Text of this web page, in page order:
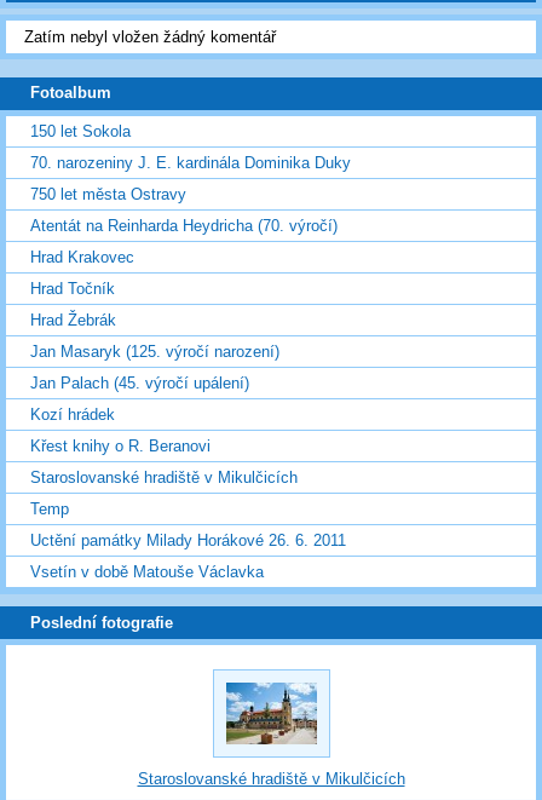
Zatím nebyl vložen žádný komentář
Fotoalbum
150 let Sokola
70. narozeniny J. E. kardinála Dominika Duky
750 let města Ostravy
Atentát na Reinharda Heydricha (70. výročí)
Hrad Krakovec
Hrad Točník
Hrad Žebrák
Jan Masaryk (125. výročí narození)
Jan Palach (45. výročí upálení)
Kozí hrádek
Křest knihy o R. Beranovi
Staroslovanské hradiště v Mikulčicích
Temp
Uctění památky Milady Horákové 26. 6. 2011
Vsetín v době Matouše Václavka
Poslední fotografie
Staroslovanské hradiště v Mikulčicích